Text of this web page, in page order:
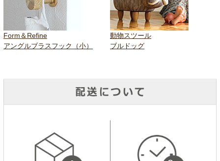
Form＆Refine
アングルブラスフック（小）
動物スツール
ブルドッグ